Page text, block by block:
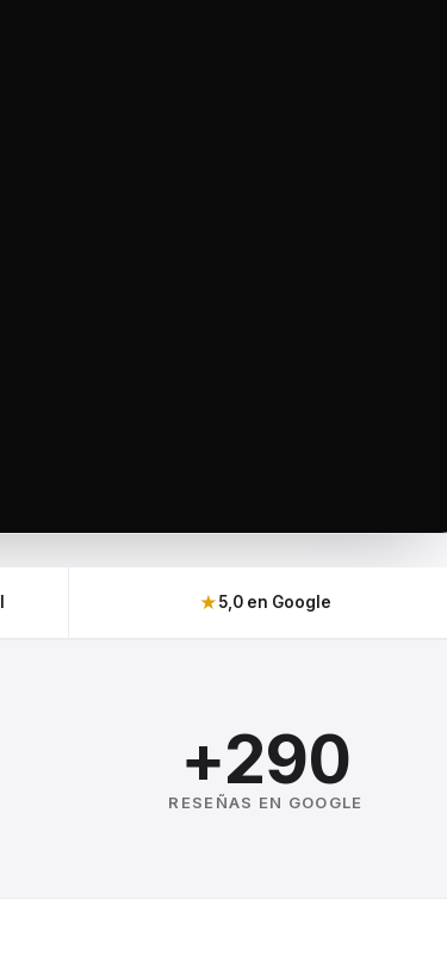
★5,0 en Google
+290
RESEÑAS EN GOOGLE